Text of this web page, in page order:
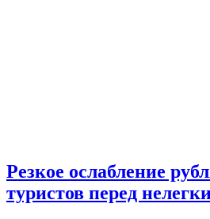
Резкое ослабление
туристов перед